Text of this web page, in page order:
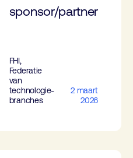
sponsor/partner
FHI,
Federatie
van
technologie-
branches
2 maart
2026